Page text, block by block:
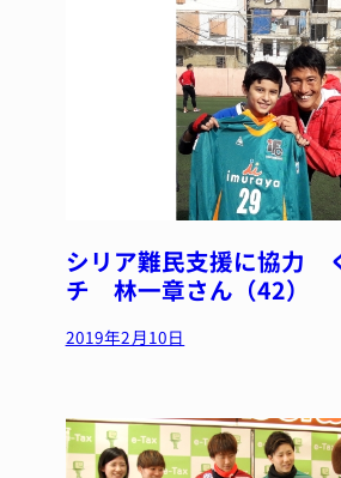
シリア難民支援に協力
チ 林一章さん（42）
2019年2月10日